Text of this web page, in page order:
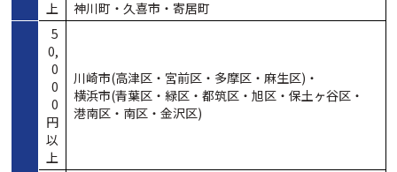
上
神川町・ 久喜市・ 寄居町
5
0,
0
0
0
円
以
上
川崎市(高津区・ 宮前区・ 多摩区・ 麻生区)・
横浜市(青葉区・ 緑区・ 都筑区・ 旭区・ 保土ヶ谷区・
港南区・ 南区・ 金沢区)